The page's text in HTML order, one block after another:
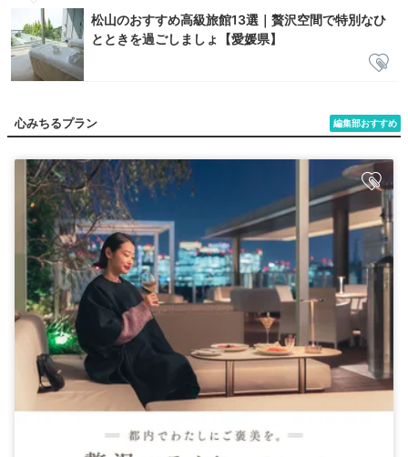
松山のおすすめ高級旅館13選｜贅沢空間で特別なひ
とときを過ごしましょ【愛媛県】
編集部おすすめ
心みちるプラン